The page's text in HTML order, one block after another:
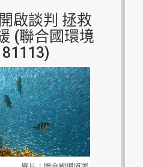
啟談判 拯救
(聯合國環境